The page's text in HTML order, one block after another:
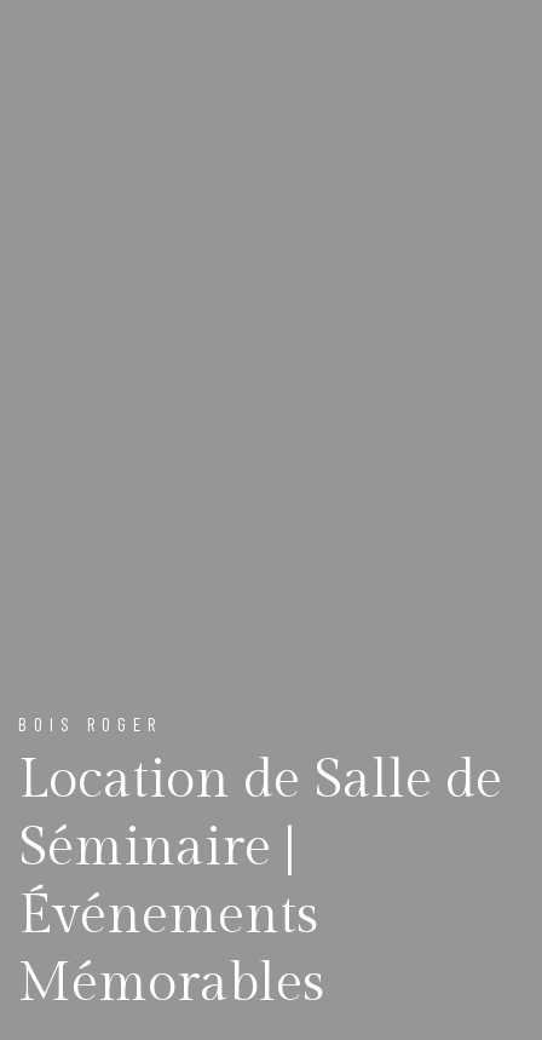
BOIS ROGER
Location de Salle de
Séminaire |
Événements
Mémorables